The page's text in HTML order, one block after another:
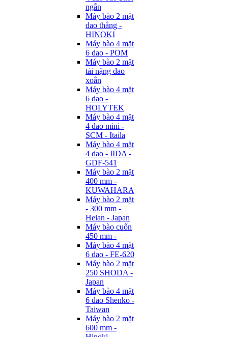
ngắn
Máy bào 2 mặt
dao thẳng -
HINOKI
Máy bào 4 mặt
6 dao - POM
Máy bào 2 mặt
tải nặng dao
xoắn
Máy bào 4 mặt
6 dao -
HOLYTEK
Máy bào 4 mặt
4 dao mini -
SCM - Itaila
Máy bào 4 mặt
4 dao - IIDA -
GDF-541
Máy bào 2 mặt
400 mm -
KUWAHARA
Máy bào 2 mặt
- 300 mm -
Heian - Japan
Máy bào cuốn
450 mm -
Máy bào 4 mặt
6 dao - FE-620
Máy bào 2 mặt
250 SHODA -
Japan
Máy bào 4 mặt
6 dao Shenko -
Taiwan
Máy bào 2 mặt
600 mm -